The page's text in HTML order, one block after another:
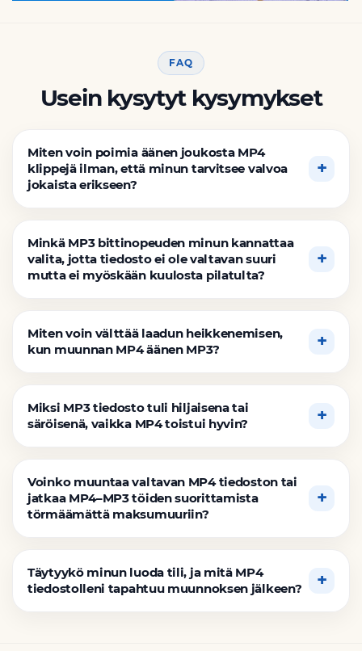
FAQ
Usein kysytyt kysymykset
Miten voin poimia äänen joukosta MP4
klippejä ilman, että minun tarvitsee valvoa
jokaista erikseen?
Minkä MP3 bittinopeuden minun kannattaa
valita, jotta tiedosto ei ole valtavan suuri
mutta ei myöskään kuulosta pilatulta?
Miten voin välttää laadun heikkenemisen,
kun muunnan MP4 äänen MP3?
Miksi MP3 tiedosto tuli hiljaisena tai
säröisenä, vaikka MP4 toistui hyvin?
Voinko muuntaa valtavan MP4 tiedoston tai
jatkaa MP4–MP3 töiden suorittamista
törmäämättä maksumuuriin?
Täytyykö minun luoda tili, ja mitä MP4
tiedostolleni tapahtuu muunnoksen jälkeen?